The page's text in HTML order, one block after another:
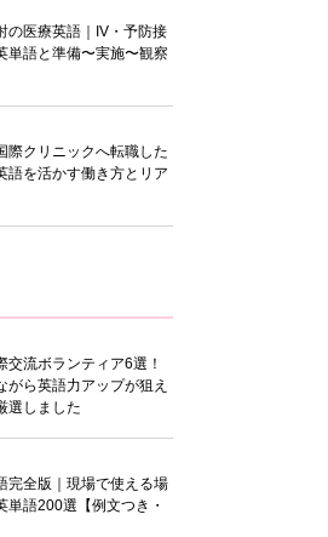
の医療英語｜IV・予防接
単語と準備〜実施〜観察
際クリニックへ転職した
語を活かす働き方とリア
交流ボランティア6選！
がら英語力アップが狙え
選しました
完全版｜現場で使える場
単語200選【例文つき・